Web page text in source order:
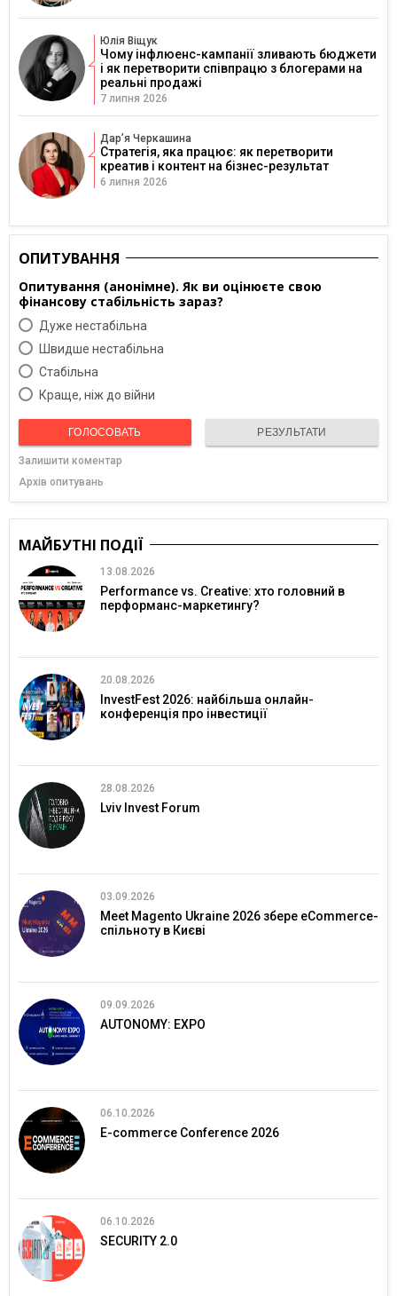
Юлія Віщук
Чому інфлюенс-кампанії зливають бюджети
і як перетворити співпрацю з блогерами на
реальні продажі
7 липня 2026
Дарʼя Черкашина
Стратегія, яка працює: як перетворити
креатив і контент на бізнес-результат
6 липня 2026
ОПИТУВАННЯ
Опитування (анонімне). Як ви оцінюєте свою
фінансову стабільність зараз?
Дуже нестабільна
Швидше нестабільна
Cтабільна
Краще, ніж до війни
ГОЛОСОВАТЬ РЕЗУЛЬТАТИ
Залишити коментар
Архів опитувань
МАЙБУТНІ ПОДІЇ
13.08.2026
Performance vs. Creative: хто головний в
перформанс-маркетингу?
20.08.2026
InvestFest 2026: найбільша онлайн-
конференція про інвестиції
28.08.2026
Lviv Invest Forum
03.09.2026
Meet Magento Ukraine 2026 збере eCommerce-
спільноту в Києві
09.09.2026
AUTONOMY: EXPO
06.10.2026
E-commerce Conference 2026
06.10.2026
SECURITY 2.0